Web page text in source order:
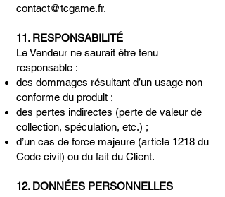
contact@tcgame.fr.
11. RESPONSABILITÉ
Le Vendeur ne saurait être tenu
responsable :
des dommages résultant d’un usage non
conforme du produit ;
des pertes indirectes (perte de valeur de
collection, spéculation, etc.) ;
d’un cas de force majeure (article 1218 du
Code civil) ou du fait du Client.
12. DONNÉES PERSONNELLES